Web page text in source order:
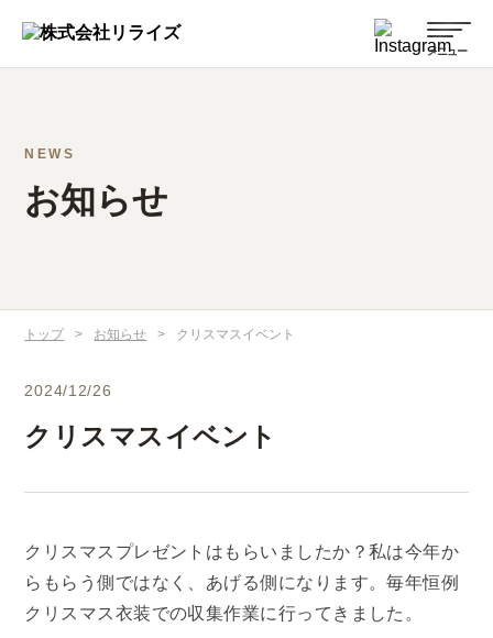
NEWS
お知らせ
トップ > お知らせ > クリスマスイベント
2024/12/26
クリスマスイベント
クリスマスプレゼントはもらいましたか？私は今年か
らもらう側ではなく、あげる側になります。毎年恒例
クリスマス衣装での収集作業に行ってきました。